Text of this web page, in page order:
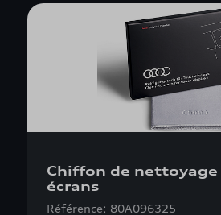
Chiffon de
écrans
Référence: 80A096325